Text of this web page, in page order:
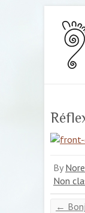
By
Non
←